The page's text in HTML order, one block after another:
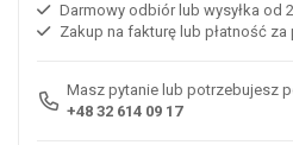
Darmowy odbiór lub wysyłka od
Zakup na fakturę lub płatność za
Masz pytanie lub potrzebujesz
+48 32 614 09 17